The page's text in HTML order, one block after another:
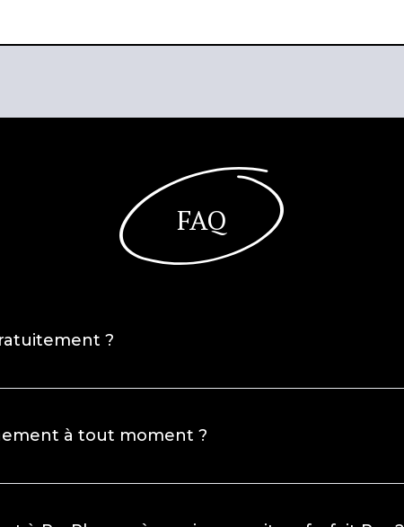
FAQ
?
à tout moment ?